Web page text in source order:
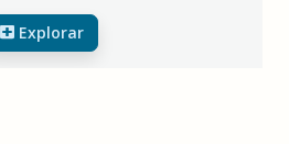
Explorar